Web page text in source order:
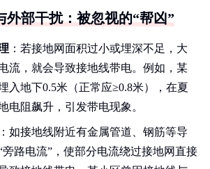
外部干扰：被忽视的“帮凶”
：若接地网面积过小或埋深不足，大
流，就会导致接地线带电。例如，某
入地下0.5米（正常应≥0.8米），在夏
电阻飙升，引发带电现象。
：如接地线附近有金属管道、钢筋等导
旁路电流”，使部分电流绕过接地网直接